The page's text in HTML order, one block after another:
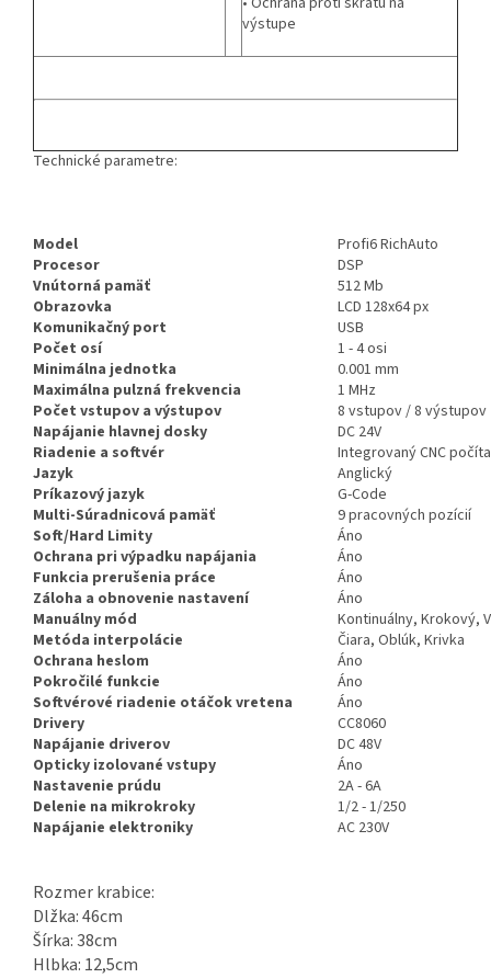
výstupe
Technické parametre:
Model
Profi6 RichAuto
Procesor
DSP
Vnútorná pamäť
512 Mb
Obrazovka
LCD 128x64 px
Komunikačný port
USB
Počet osí
1 - 4 osi
Minimálna jednotka
0.001 mm
Maximálna pulzná frekvencia
1 MHz
Počet vstupov a výstupov
8 vstupov / 8 výstupov
Napájanie hlavnej dosky
DC 24V
Riadenie a softvér
Integrovaný CNC
Jazyk
Anglický
Príkazový jazyk
G-Code
Multi-Súradnicová pamäť
9 pracovných pozícií
Soft/Hard Limity
Áno
Ochrana pri výpadku napájania
Áno
Funkcia prerušenia práce
Áno
Záloha a obnovenie nastavení
Áno
Manuálny mód
Kontinuálny, Krokový,
Metóda interpolácie
Čiara, Oblúk, Krivka
Ochrana heslom
Áno
Pokročilé funkcie
Áno
Softvérové riadenie otáčok vretena
Áno
Drivery
CC8060
Napájanie driverov
DC 48V
Opticky izolované vstupy
Áno
Nastavenie prúdu
2A - 6A
Delenie na mikrokroky
1/2 - 1/250
Napájanie elektroniky
AC 230V
Rozmer krabice:
Dlžka: 46cm
Šírka: 38cm
Hlbka: 12,5cm